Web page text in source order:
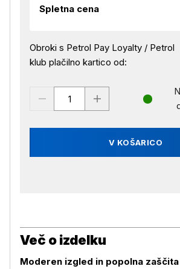
Spletna cena
Obroki s Petrol Pay Loyalty / Petrol
klub plačilno kartico od:
V KOŠARICO
Več o izdelku
Moderen izgled in popolna